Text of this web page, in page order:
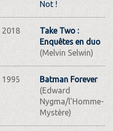
Not !
2018
Take Two :
Enquêtes en duo
(Melvin Selwin)
1995
Batman Forever
(Edward
Nygma/l'Homme-
Mystère)